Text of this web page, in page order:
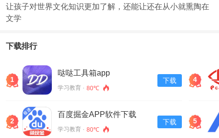
让孩子对世界文化知识更加了解，还能让还在从小就熏陶在
文学
下载排行
1
哒哒工具箱app
学习教育 · 80℃
下载
2
百度掘金APP软件下载
学习教育 · 80℃
下载
4
5